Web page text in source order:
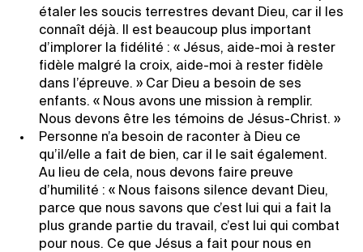
étaler les soucis terrestres devant Dieu, car il les
connaît déjà. Il est beaucoup plus important
d’implorer la fidélité : « Jésus, aide-moi à rester
fidèle malgré la croix, aide-moi à rester fidèle
dans l’épreuve. » Car Dieu a besoin de ses
enfants. « Nous avons une mission à remplir.
Nous devons être les témoins de Jésus-Christ. »
Personne n’a besoin de raconter à Dieu ce
qu’il/elle a fait de bien, car il le sait également.
Au lieu de cela, nous devons faire preuve
d’humilité : « Nous faisons silence devant Dieu,
parce que nous savons que c’est lui qui a fait la
plus grande partie du travail, c’est lui qui combat
pour nous. Ce que Jésus a fait pour nous en